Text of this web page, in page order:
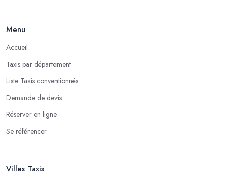
Menu
Accueil
Taxis par département
Liste Taxis conventionnés
Demande de devis
Réserver en ligne
Se référencer
Villes Taxis